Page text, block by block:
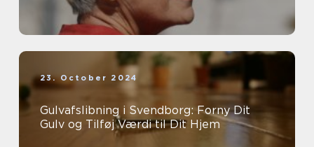
23. October 2024
Gulvafslibning i Svendborg: Forny Dit
Gulv og Tilføj Værdi til Dit Hjem